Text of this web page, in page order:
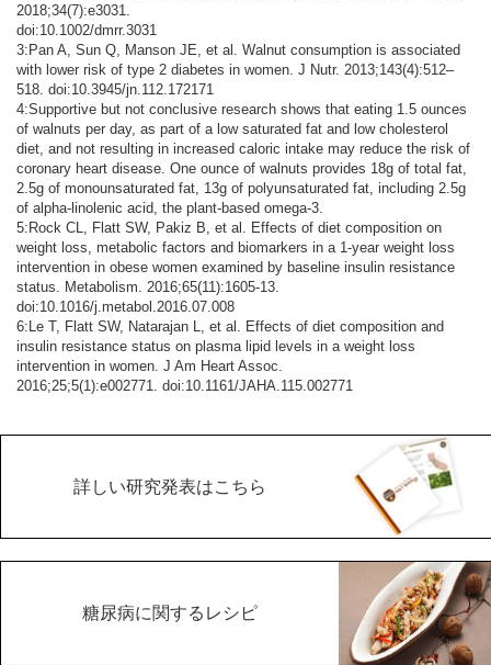
2018;34(7):e3031.
doi:10.1002/dmrr.3031
3:Pan A, Sun Q, Manson JE, et al. Walnut consumption is associated
with lower risk of type 2 diabetes in women. J Nutr. 2013;143(4):512–
518. doi:10.3945/jn.112.172171
4:Supportive but not conclusive research shows that eating 1.5 ounces
of walnuts per day, as part of a low saturated fat and low cholesterol
diet, and not resulting in increased caloric intake may reduce the risk of
coronary heart disease. One ounce of walnuts provides 18g of total fat,
2.5g of monounsaturated fat, 13g of polyunsaturated fat, including 2.5g
of alpha-linolenic acid, the plant-based omega-3.
5:Rock CL, Flatt SW, Pakiz B, et al. Effects of diet composition on
weight loss, metabolic factors and biomarkers in a 1-year weight loss
intervention in obese women examined by baseline insulin resistance
status. Metabolism. 2016;65(11):1605-13.
doi:10.1016/j.metabol.2016.07.008
6:Le T, Flatt SW, Natarajan L, et al. Effects of diet composition and
insulin resistance status on plasma lipid levels in a weight loss
intervention in women. J Am Heart Assoc.
2016;25;5(1):e002771. doi:10.1161/JAHA.115.002771
詳しい研究発表はこちら
糖尿病に関するレシピ